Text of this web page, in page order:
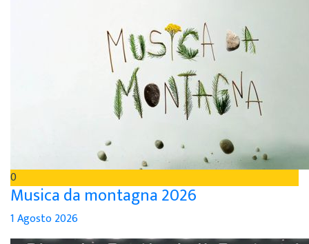
0
Musica da montagna 2026
1 Agosto 2026